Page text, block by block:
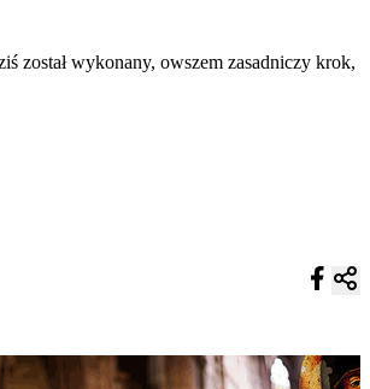
został wykonany, owszem zasadniczy krok,